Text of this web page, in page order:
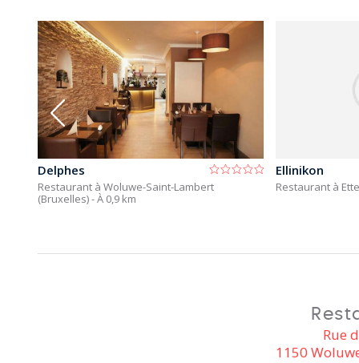
Delphes
Restaurant à Woluwe-Saint-Lambert
(Bruxelles)- À 0,9 km
Ellinikon
Restaurant à
Rue
1150